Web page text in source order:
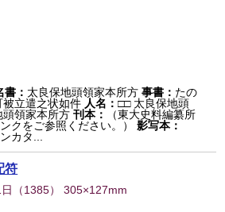
書： 太良保地頭領家本所方 事書： たの
被立遣之状如件 人名：□□ 太良保地頭
頭領家本所方 刊本：
（東大史料編纂所
クをご参照ください。）
影写本：
カタ...
符
（1385） 305×127mm